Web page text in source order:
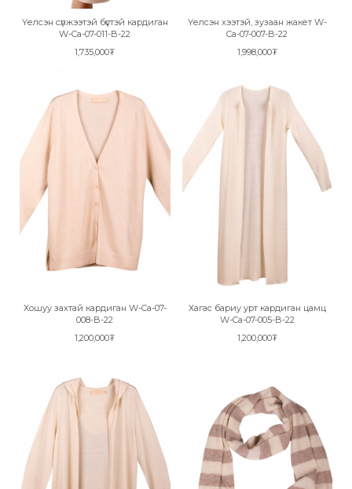
Үелсэн сүлжээтэй бүстэй кардиган
W-Ca-07-011-B-22
1,735,000₮
Үелсэн хээтэй, зузаан жакет W-
Ca-07-007-B-22
1,998,000₮
Хошуу захтай кардиган W-Ca-07-
008-B-22
1,200,000₮
Хагас бариу урт кардиган цамц
W-Ca-07-005-B-22
1,200,000₮